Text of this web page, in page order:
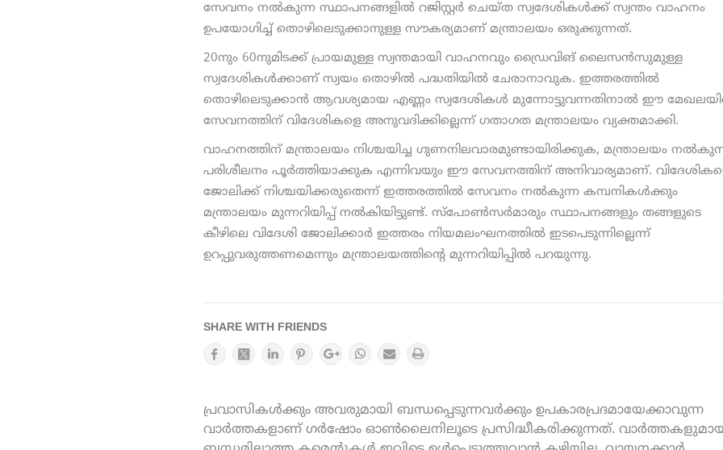
സേവനം നല്‍കുന്ന സ്ഥാപനങ്ങളില്‍ റജിസ്റ്റര്‍ ചെയ്ത സ്വദേശികള്‍ക്ക് സ്വന്തം വാഹനം
ഉപയോഗിച്ച് തൊഴിലെടുക്കാനുള്ള സൗകര്യമാണ് മന്ത്രാലയം ഒരുക്കുന്നത്.
20നും 60നുമിടക്ക് പ്രായമുള്ള സ്വന്തമായി വാഹനവും ഡ്രൈവിങ് ലൈസന്‍സുമുള്ള
സ്വദേശികള്‍ക്കാണ് സ്വയം തൊഴില്‍ പദ്ധതിയില്‍ ചേരാനാവുക. ഇത്തരത്തില്‍
തൊഴിലെടുക്കാന്‍ ആവശ്യമായ എണ്ണം സ്വദേശികള്‍ മുന്നോട്ടുവന്നതിനാല്‍ ഈ
സേവനത്തിന് വിദേശികളെ അനുവദിക്കില്ലെന്ന് ഗതാഗത മന്ത്രാലയം വ്യക്തമാക്കി.
വാഹനത്തിന് മന്ത്രാലയം നിശ്ചയിച്ച ഗുണനിലവാരമുണ്ടായിരിക്കുക, മന്ത്രാലയം
പരിശീലനം പൂര്‍ത്തിയാക്കുക എന്നിവയും ഈ സേവനത്തിന് അനിവാര്യമാണ്.
ജോലിക്ക് നിശ്ചയിക്കരുതെന്ന് ഇത്തരത്തില്‍ സേവനം നല്‍കുന്ന കമ്പനികള്‍ക്കും
മന്ത്രാലയം മുന്നറിയിപ്പ് നല്‍കിയിട്ടുണ്ട്. സ്പോണ്‍സര്‍മാരും സ്ഥാപനങ്ങളും തങ്ങളുടെ
കീഴിലെ വിദേശി ജോലിക്കാര്‍ ഇത്തരം നിയമലംഘനത്തില്‍ ഇടപെടുന്നില്ലെന്ന്
ഉറപ്പുവരുത്തണമെന്നും മന്ത്രാലയത്തിന്റെ മുന്നറിയിപ്പില്‍ പറയുന്നു.
SHARE WITH FRIENDS
പ്രവാസികൾക്കും അവരുമായി ബന്ധപ്പെടുന്നവർക്കും ഉപകാരപ്രദമായേക്കാവുന്ന
വാർത്തകളാണ് ഗർഷോം ഓൺലൈനിലൂടെ പ്രസിദ്ധീകരിക്കുന്നത്.